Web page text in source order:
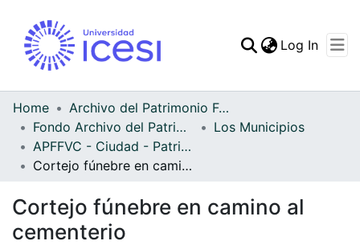
Statistics
Log In
Home
Archivo del Patrimonio Fotográfico y Fílmico del Valle del Cauca
Fondo Archivo del Patrimonio Fotográfico y Fílmico del Valle del Cauca
Los Municipios
APFFVC - Ciudad - Patrimonial
Cortejo fúnebre en camino al cementerio
Cortejo fúnebre en camino al
cementerio